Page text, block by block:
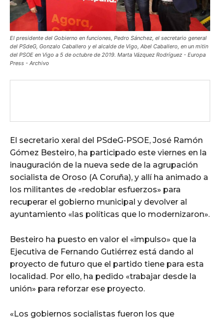
El presidente del Gobierno en funciones, Pedro Sánchez, el secretario general
del PSdeG, Gonzalo Caballero y el alcalde de Vigo, Abel Caballero, en un mitin
del PSOE en Vigo a 5 de octubre de 2019. Marta Vázquez Rodríguez - Europa
Press - Archivo
El secretario xeral del PSdeG-PSOE, José Ramón
Gómez Besteiro, ha participado este viernes en la
inauguración de la nueva sede de la agrupación
socialista de Oroso (A Coruña), y allí ha animado a
los militantes de «redoblar esfuerzos» para
recuperar el gobierno municipal y devolver al
ayuntamiento «las políticas que lo modernizaron».
Besteiro ha puesto en valor el «impulso» que la
Ejecutiva de Fernando Gutiérrez está dando al
proyecto de futuro que el partido tiene para esta
localidad. Por ello, ha pedido «trabajar desde la
unión» para reforzar ese proyecto.
«Los gobiernos socialistas fueron los que